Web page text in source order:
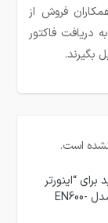
فروش از
09124744857 اقدام به دریافت فاکتور
بگیرند.
است.
“اینورتر
ورودی سه فاز انکام 7.5 کیلووات سری EN600 مدل EN600-